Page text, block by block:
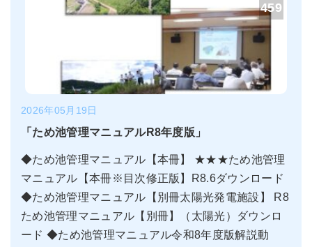
459
2026年05月19日
「ため池管理マニュアルR8年度版」
◆ため池管理マニュアル【本冊】 ★★★ため池管理
マニュアル【本冊※目次修正版】R8.6ダウンロード
◆ため池管理マニュアル【別冊太陽光発電施設】 R8
ため池管理マニュアル【別冊】（太陽光）ダウンロ
ード ◆ため池管理マニュアル令和8年度版解説動